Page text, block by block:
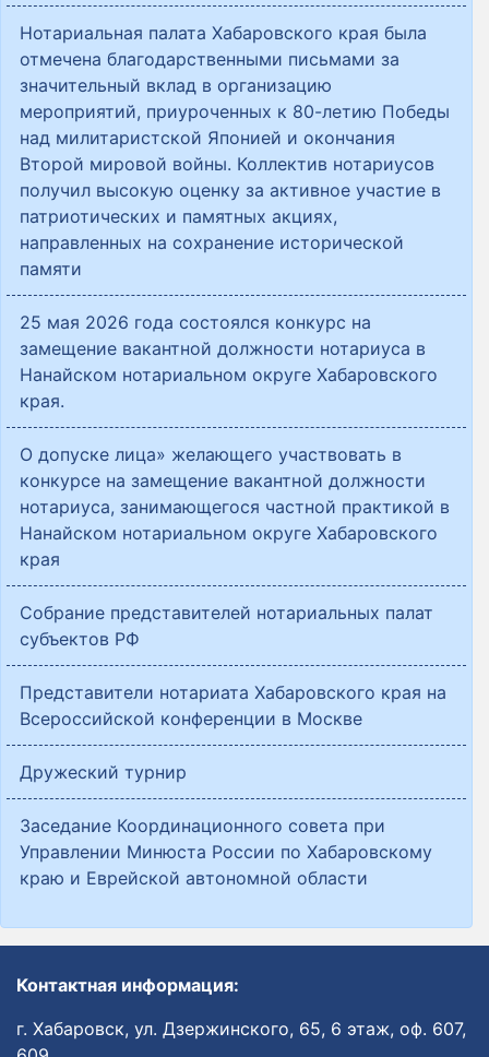
Нотариальная палата Хабаровского края была
отмечена благодарственными письмами за
значительный вклад в организацию
мероприятий, приуроченных к 80-летию Победы
над милитаристской Японией и окончания
Второй мировой войны. Коллектив нотариусов
получил высокую оценку за активное участие в
патриотических и памятных акциях,
направленных на сохранение исторической
памяти
25 мая 2026 года состоялся конкурс на
замещение вакантной должности нотариуса в
Нанайском нотариальном округе Хабаровского
края.
О допуске лица» желающего участвовать в
конкурсе на замещение вакантной должности
нотариуса, занимающегося частной практикой в
Нанайском нотариальном округе Хабаровского
края
Собрание представителей нотариальных палат
субъектов РФ
Представители нотариата Хабаровского края на
Всероссийской конференции в Москве
Дружеский турнир
Заседание Координационного совета при
Управлении Минюста России по Хабаровскому
краю и Еврейской автономной области
Контактная информация:
г. Хабаровск, ул. Дзержинского, 65, 6 этаж, оф. 607,